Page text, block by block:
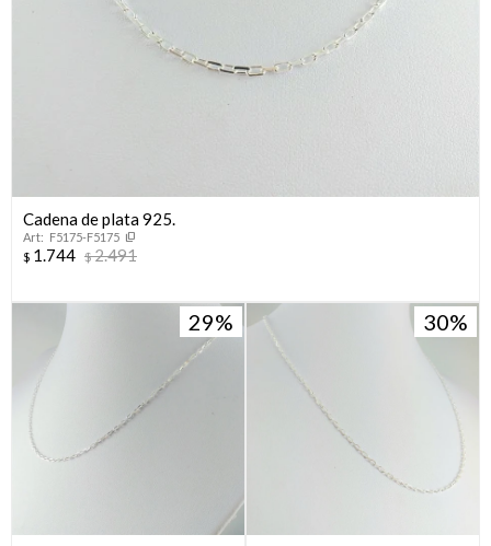
Cadena de plata 925.
F5175-F5175
$ 1.744 $2.491
29 30